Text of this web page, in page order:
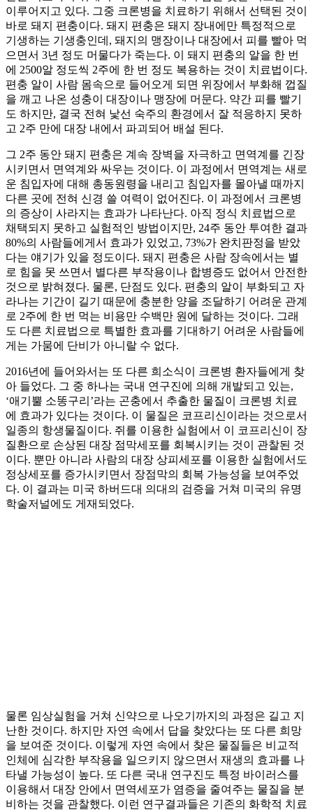
이루어지고 있다. 그중 크론병을 치료하기 위해서 선택된 것이
바로 돼지 편충이다. 돼지 편충은 돼지 장내에만 특정적으로
기생하는 기생충인데, 돼지의 맹장이나 대장에서 피를 빨아 먹
으면서 3년 정도 머물다가 죽는다. 이 돼지 편충의 알을 한 번
에 2500알 정도씩 2주에 한 번 정도 복용하는 것이 치료법이다.
편충 알이 사람 몸속으로 들어오게 되면 위장에서 부화해 껍질
을 깨고 나온 성충이 대장이나 맹장에 머문다. 약간 피를 빨기
도 하지만, 결국 전혀 낯선 숙주의 환경에서 잘 적응하지 못하
고 2주 만에 대장 내에서 파괴되어 배설 된다.
그 2주 동안 돼지 편충은 계속 장벽을 자극하고 면역계를 긴장
시키면서 면역계와 싸우는 것이다. 이 과정에서 면역계는 새로
운 침입자에 대해 총동원령을 내리고 침입자를 몰아낼 때까지
다른 곳에 전혀 신경 쓸 여력이 없어진다. 이 과정에서 크론병
의 증상이 사라지는 효과가 나타난다. 아직 정식 치료법으로
채택되지 못하고 실험적인 방법이지만, 24주 동안 투여한 결과
80%의 사람들에게서 효과가 있었고, 73%가 완치판정을 받았
다는 얘기가 있을 정도이다. 돼지 편충은 사람 장속에서는 별
로 힘을 못 쓰면서 별다른 부작용이나 합병증도 없어서 안전한
것으로 밝혀졌다. 물론, 단점도 있다. 편충의 알이 부화되고 자
라나는 기간이 길기 때문에 충분한 양을 조달하기 어려운 관계
로 2주에 한 번 먹는 비용만 수백만 원에 달하는 것이다. 그래
도 다른 치료법으로 특별한 효과를 기대하기 어려운 사람들에
게는 가뭄에 단비가 아니랄 수 없다.
2016년에 들어와서는 또 다른 희소식이 크론병 환자들에게 찾
아 들었다. 그 중 하나는 국내 연구진에 의해 개발되고 있는,
‘애기뿔 소똥구리’라는 곤충에서 추출한 물질이 크론병 치료
에 효과가 있다는 것이다. 이 물질은 코프리신이라는 것으로서
일종의 항생물질이다. 쥐를 이용한 실험에서 이 코프리신이 장
질환으로 손상된 대장 점막세포를 회복시키는 것이 관찰된 것
이다. 뿐만 아니라 사람의 대장 상피세포를 이용한 실험에서도
정상세포를 증가시키면서 장점막의 회복 가능성을 보여주었
다. 이 결과는 미국 하버드대 의대의 검증을 거쳐 미국의 유명
학술저널에도 게재되었다.
물론 임상실험을 거쳐 신약으로 나오기까지의 과정은 길고 지
난한 것이다. 하지만 자연 속에서 답을 찾았다는 또 다른 희망
을 보여준 것이다. 이렇게 자연 속에서 찾은 물질들은 비교적
인체에 심각한 부작용을 일으키지 않으면서 재생의 효과를 나
타낼 가능성이 높다. 또 다른 국내 연구진도 특정 바이러스를
이용해서 대장 안에서 면역세포가 염증을 줄여주는 물질을 분
비하는 것을 관찰했다. 이런 연구결과들은 기존의 화학적 치료